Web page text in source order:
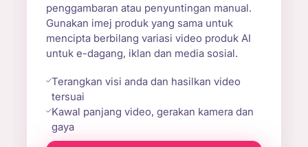
penggambaran atau penyuntingan manual.
Gunakan imej produk yang sama untuk
mencipta berbilang variasi video produk AI
untuk e-dagang, iklan dan media sosial.
Terangkan visi anda dan hasilkan video
tersuai
Kawal panjang video, gerakan kamera dan
gaya